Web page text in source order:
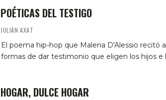
POÉTICAS DEL TESTIGO
JULIÁN AXAT
El poema hip-hop que Malena D'Alessio recitó
formas de dar testimonio que eligen los hijos e
HOGAR, DULCE HOGAR